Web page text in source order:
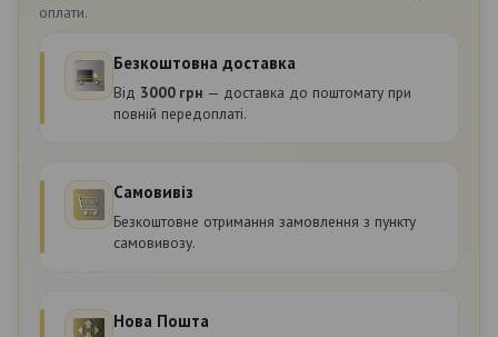
оплати.
Безкоштовна доставка
Від 3000 грн — доставка до поштомату при
повній передоплаті.
Самовивіз
Безкоштовне отримання замовлення з пункту
самовивозу.
Нова Пошта